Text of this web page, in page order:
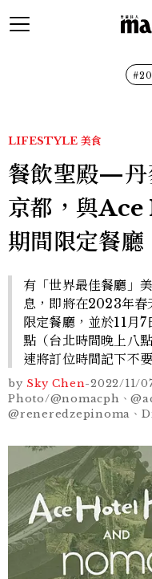
LIFESTYLE 美食
餐飲聖殿—
京都，與
期間限定餐廳
有「世界最佳餐廳」
息，即將在2023年
限定餐廳，並於11月
點（台北時間晚上八
速將訂位時間記下不
by Sky Chen-2022/11/
Photo/@nomacph、
@reneredzepinoma、